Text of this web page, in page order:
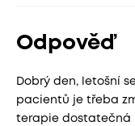
Odpověď
Dobrý den, letošní
pacientů je třeba
terapie dostatečná